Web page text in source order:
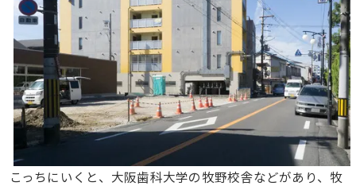
こっちにいくと、大阪歯科大学の牧野校舎などがあり、牧